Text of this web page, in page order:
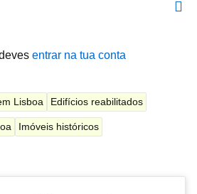
entrar na tua conta
Lisboa Edifícios reabilitados
Imóveis históricos